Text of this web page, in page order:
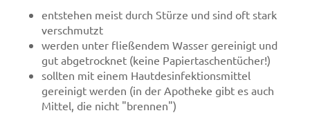
entstehen meist durch Stürze und sind oft stark
verschmutzt
werden unter fließendem Wasser gereinigt und
gut abgetrocknet (keine Papiertaschentücher!)
sollten mit einem Hautdesinfektionsmittel
gereinigt werden (in der Apotheke gibt es auch
Mittel, die nicht "brennen")